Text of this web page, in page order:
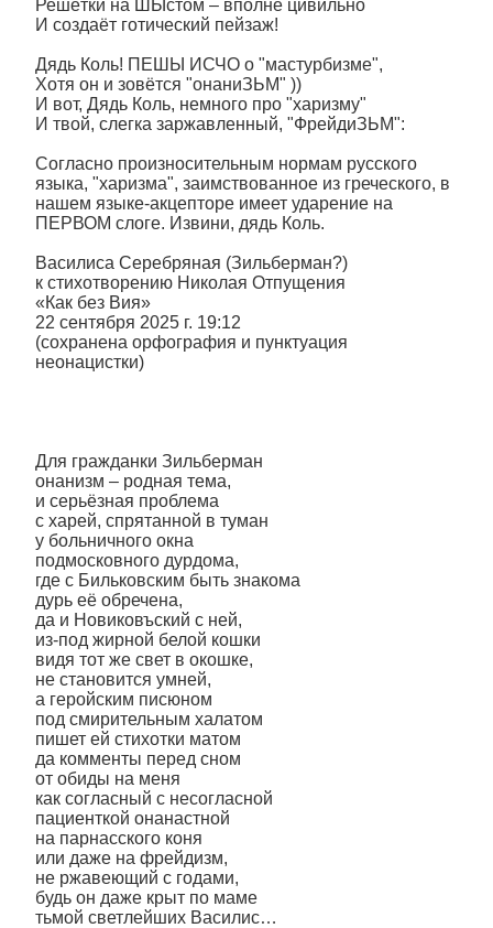
Решётки на ШЫстом – вполне цивильно
И создаёт готический пейзаж!
Дядь Коль! ПЕШЫ ИСЧО о "мастурбизме",
Хотя он и зовётся "онаниЗЬМ" ))
И вот, Дядь Коль, немного про "харизму"
И твой, слегка заржавленный, "ФрейдиЗЬМ":
Согласно произносительным нормам русского
языка, "харизма", заимствованное из греческого, в
нашем языке-акцепторе имеет ударение на
ПЕРВОМ слоге. Извини, дядь Коль.
Василиса Серебряная (Зильберман?)
к стихотворению Николая Отпущения
«Как без Вия»
22 сентября 2025 г. 19:12
(сохранена орфография и пунктуация
неонацистки)
Для гражданки Зильберман
онанизм – родная тема,
и серьёзная проблема
с харей, спрятанной в туман
у больничного окна
подмосковного дурдома,
где с Бильковским быть знакома
дурь её обречена,
да и Новиковъский с ней,
из-под жирной белой кошки
видя тот же свет в окошке,
не становится умней,
а геройским писюном
под смирительным халатом
пишет ей стихотки матом
да комменты перед сном
от обиды на меня
как согласный с несогласной
пациенткой онанастной
на парнасского коня
или даже на фрейдизм,
не ржавеющий с годами,
будь он даже крыт по маме
тьмой светлейших Василис…